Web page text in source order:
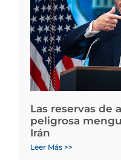
Las reservas de
peligrosa
Irán
Leer Más >>